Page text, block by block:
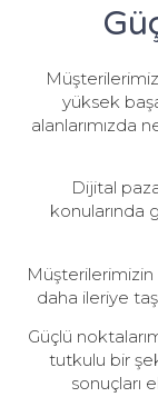
yüksek
alanlarımızda
Dijital
konularında
Müşterilerimizin
daha ileriye
Güçlü
tutkulu bir
sonuçları